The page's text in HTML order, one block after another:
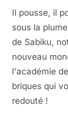
Il pousse, il
sous la
de Sabiku,
nouveau
l'académie
briques qui
redouté !